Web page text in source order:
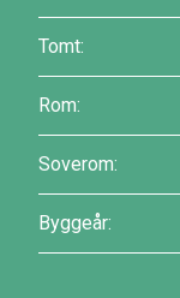
Tomt:
Rom:
Soverom:
Byggeår: